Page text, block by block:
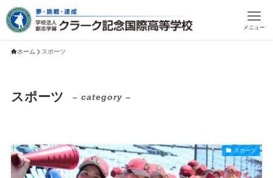
メニュー
ホーム スポーツ
スポーツ – category –
スポーツ